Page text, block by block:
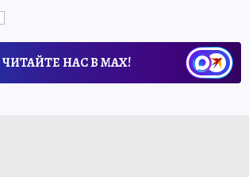
ЧИТАЙТЕ НАС В МАХ!